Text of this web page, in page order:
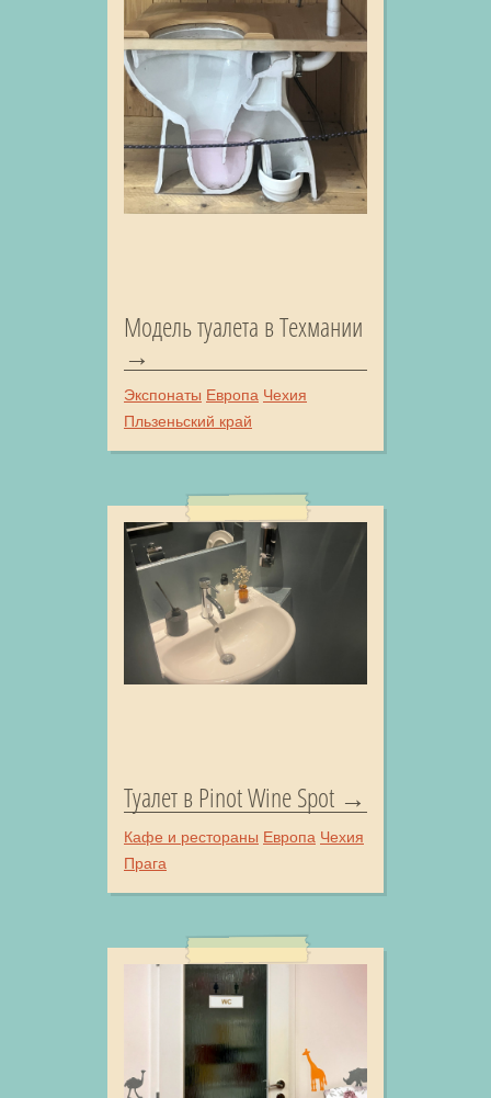
Модель туалета в Техмании
Экспонаты Европа Чехия
Пльзеньский край
Туалет в Pinot Wine Spot
Кафе и рестораны Европа Чехия
Прага